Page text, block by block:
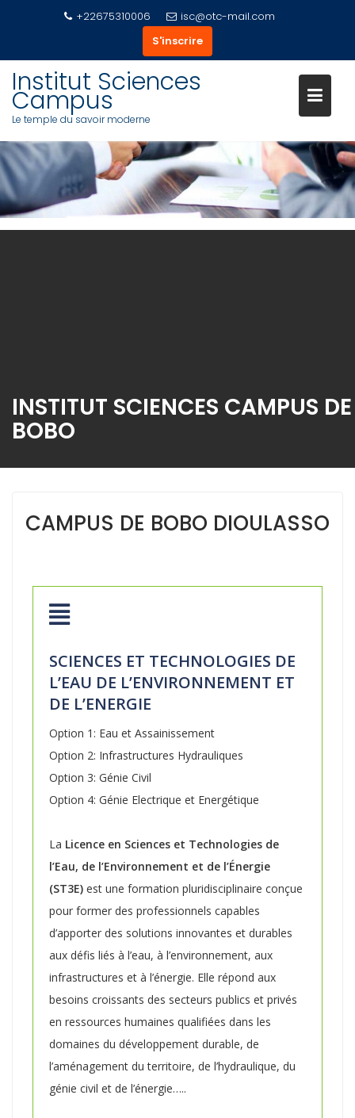
content
+22675310006
isc@otc-mail.com
S'inscrire
Institut Sciences
Campus
Le temple du savoir moderne
INSTITUT SCIENCES CAMPUS DE
BOBO
CAMPUS DE BOBO DIOULASSO
SCIENCES ET TECHNOLOGIES DE
L’EAU DE L’ENVIRONNEMENT ET
DE L’ENERGIE
Option 1: Eau et Assainissement
Option 2: Infrastructures Hydrauliques
Option 3: Génie Civil
Option 4: Génie Electrique et Energétique
La Licence en Sciences et Technologies de
l’Eau, de l’Environnement et de l’Énergie
(ST3E) est une formation pluridisciplinaire conçue
pour former des professionnels capables
d’apporter des solutions innovantes et durables
aux défis liés à l’eau, à l’environnement, aux
infrastructures et à l’énergie. Elle répond aux
besoins croissants des secteurs publics et privés
en ressources humaines qualifiées dans les
domaines du développement durable, de
l’aménagement du territoire, de l’hydraulique, du
génie civil et de l’énergie…..